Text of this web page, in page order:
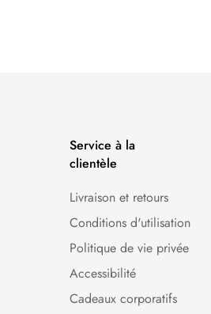
Service à la
clientèle
Livraison et retours
Conditions d'utilisation
Politique de vie privée
Accessibilité
Cadeaux corporatifs